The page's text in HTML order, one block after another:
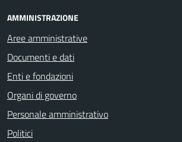
AMMINISTRAZIONE
Aree amministrative
Documenti e dati
Enti e fondazioni
Organi di governo
Personale amministrativo
Politici